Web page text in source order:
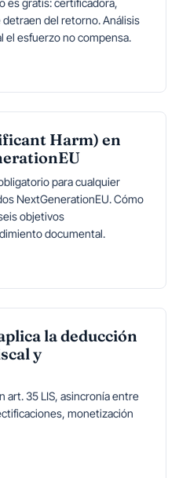
es gratis: certificadora,
del retorno. Análisis
el esfuerzo no compensa.
Harm) en
para cualquier
NextGenerationEU. Cómo
objetivos
documental.
la deducción
y
art. 35 LIS, asincronía entre
monetización